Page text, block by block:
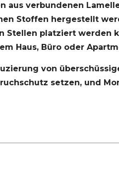
aus verbundenen
Stoffen hergestellt
Stellen platziert werden
Haus, Büro oder
von
setzen, und